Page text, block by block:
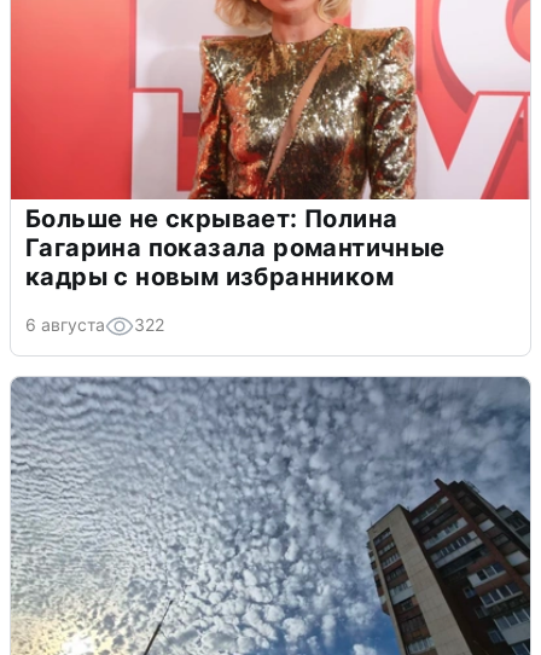
Больше не скрывает: Полина
Гагарина показала романтичные
кадры с новым избранником
6 августа 322